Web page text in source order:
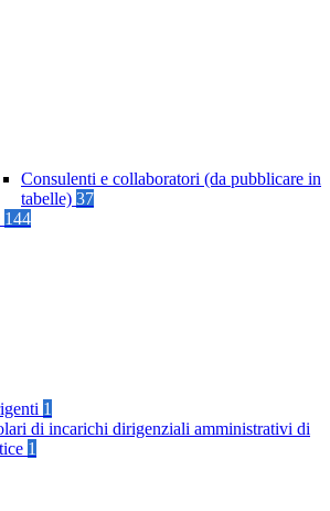
Consulenti e collaboratori (da pubblicare in
tabelle) 37
144
1
di incarichi dirigenziali amministrativi di
1